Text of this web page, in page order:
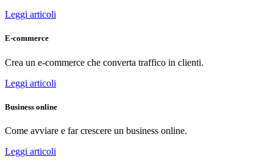
Leggi articoli
E-commerce
Crea un e-commerce che converta traffico in clienti.
Leggi articoli
Business online
Come avviare e far crescere un business online.
Leggi articoli